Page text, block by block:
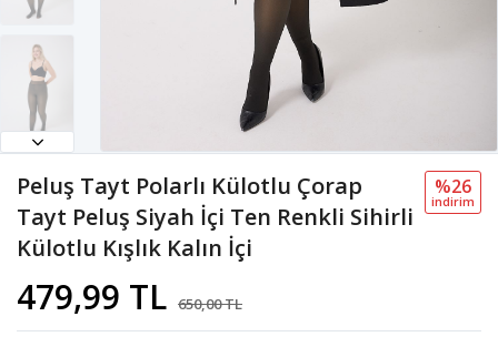
Peluş Tayt Polarlı Külotlu Çorap
Tayt Peluş Siyah İçi Ten Renkli Sihirli
Külotlu Kışlık Kalın İçi
479,99 TL 650,00 TL
%26
i̇ndi̇ri̇m